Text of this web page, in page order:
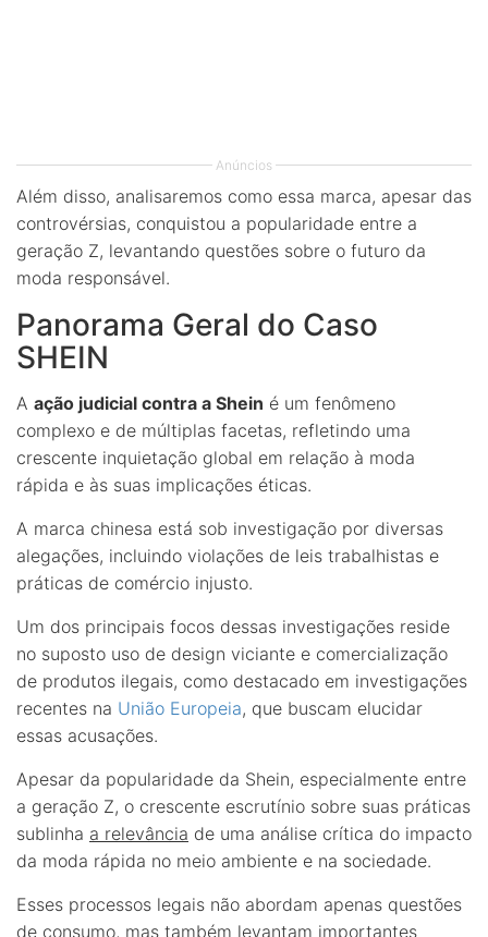
Anúncios
Além disso, analisaremos como essa marca, apesar das
controvérsias, conquistou a popularidade entre a
geração Z, levantando questões sobre o futuro da
moda responsável.
Panorama Geral do Caso
SHEIN
A ação judicial contra a Shein é um fenômeno
complexo e de múltiplas facetas, refletindo uma
crescente inquietação global em relação à moda
rápida e às suas implicações éticas.
A marca chinesa está sob investigação por diversas
alegações, incluindo violações de leis trabalhistas e
práticas de comércio injusto.
Um dos principais focos dessas investigações reside
no suposto uso de design viciante e comercialização
de produtos ilegais, como destacado em investigações
recentes na União Europeia, que buscam elucidar
essas acusações.
Apesar da popularidade da Shein, especialmente entre
a geração Z, o crescente escrutínio sobre suas práticas
sublinha a relevância de uma análise crítica do impacto
da moda rápida no meio ambiente e na sociedade.
Esses processos legais não abordam apenas questões
de consumo, mas também levantam importantes